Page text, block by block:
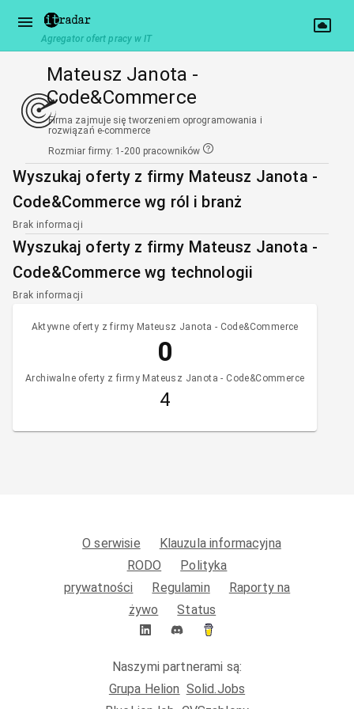
Agregator ofert pracy w IT
Mateusz Janota -
Code&Commerce
Firma zajmuje się tworzeniem oprogramowania i
rozwiązań e-commerce
Rozmiar firmy: 1-200 pracowników
Wyszukaj oferty z firmy Mateusz Janota -
Code&Commerce wg ról i branż
Brak informacji
Wyszukaj oferty z firmy Mateusz Janota -
Code&Commerce wg technologii
Brak informacji
Aktywne oferty z firmy Mateusz Janota - Code&Commerce
0
Archiwalne oferty z firmy Mateusz Janota - Code&Commerce
4
O serwisie
Klauzula informacyjna
RODO
Polityka
prywatności
Regulamin
Raporty na
żywo
Status
Naszymi partnerami są:
Grupa Helion Solid.Jobs